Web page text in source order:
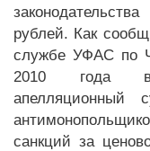
рублей. Как
службе УФАС по
2010 года
апелляционный
санкций за